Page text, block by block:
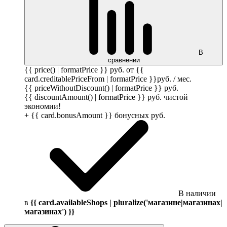
В
сравнении
{{ price() | formatPrice }} руб. от {{
card.creditablePriceFrom | formatPrice }}руб. / мес.
{{ priceWithoutDiscount() | formatPrice }} руб.
{{ discountAmount() | formatPrice }} руб. чистой
экономии!
+ {{ card.bonusAmount }} бонусных руб.
В наличии
в {{ card.availableShops | pluralize('магазине|магазинах|
магазинах') }}